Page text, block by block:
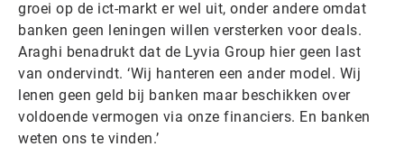
groei op de ict-markt er wel uit, onder andere omdat
banken geen leningen willen versterken voor deals.
Araghi benadrukt dat de Lyvia Group hier geen last
van ondervindt. ‘Wij hanteren een ander model. Wij
lenen geen geld bij banken maar beschikken over
voldoende vermogen via onze financiers. En banken
weten ons te vinden.’